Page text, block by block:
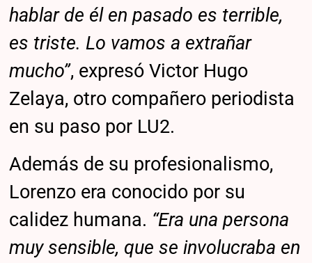
hablar de él en pasado es terrible,
es triste. Lo vamos a extrañar
mucho”, expresó Victor Hugo
Zelaya, otro compañero periodista
en su paso por LU2.
Además de su profesionalismo,
Lorenzo era conocido por su
calidez humana. “Era una persona
muy sensible, que se involucraba en